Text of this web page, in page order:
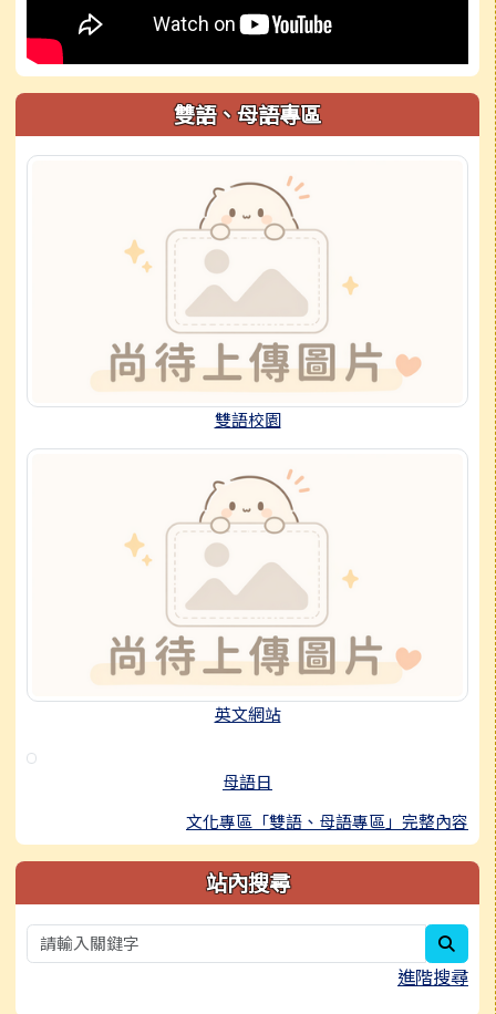
雙語、母語專區
雙語校園
英文網站
母語日
文化專區「雙語、母語專區」完整內容
站內搜尋
進階搜尋